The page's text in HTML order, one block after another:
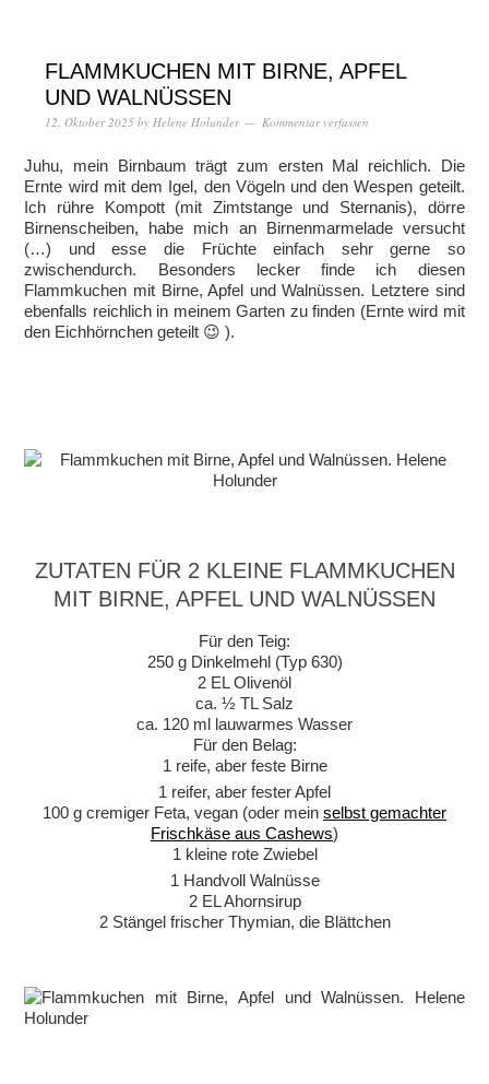
FLAMMKUCHEN MIT BIRNE, APFEL
UND WALNÜSSEN
12. Oktober 2025 by Helene Holunder Kommentar verfassen
Juhu, mein Birnbaum trägt zum ersten Mal reichlich. Die
Ernte wird mit dem Igel, den Vögeln und den Wespen geteilt.
Ich rühre Kompott (mit Zimtstange und Sternanis), dörre
Birnenscheiben, habe mich an Birnenmarmelade versucht
(…) und esse die Früchte einfach sehr gerne so
zwischendurch. Besonders lecker finde ich diesen
Flammkuchen mit Birne, Apfel und Walnüssen. Letztere sind
ebenfalls reichlich in meinem Garten zu finden (Ernte wird mit
den Eichhörnchen geteilt 😉 ).
ZUTATEN FÜR 2 KLEINE FLAMMKUCHEN
MIT BIRNE, APFEL UND WALNÜSSEN
Für den Teig:
250 g Dinkelmehl (Typ 630)
2 EL Olivenöl
ca. ½ TL Salz
ca. 120 ml lauwarmes Wasser
Für den Belag:
1 reife, aber feste Birne
1 reifer, aber fester Apfel
100 g cremiger Feta, vegan (oder mein selbst gemachter
Frischkäse aus Cashews)
1 kleine rote Zwiebel
1 Handvoll Walnüsse
2 EL Ahornsirup
2 Stängel frischer Thymian, die Blättchen